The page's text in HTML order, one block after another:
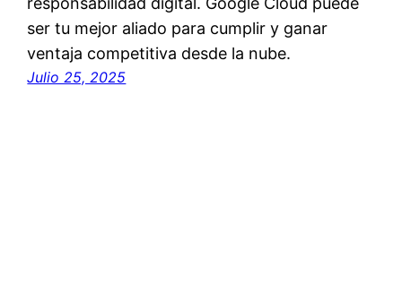
ser tu mejor aliado para cumplir y ganar
ventaja competitiva desde la nube.
Julio 25, 2025